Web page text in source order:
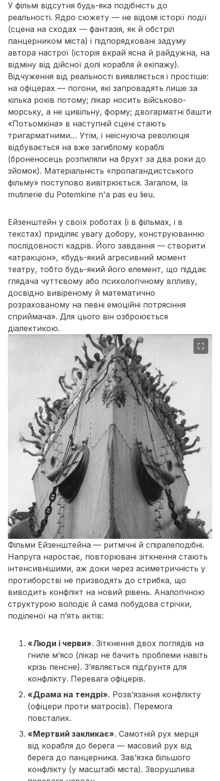
У фільмі відсутня будь-яка подібність до
реальності. Ядро сюжету — не відомі історії події
(сцена на сходах — фантазія, як й обстріл
панцерником міста) і підпорядковані задуму
автора настрої (історія вкрай ясна й райдужна, на
відміну від дійсної долі корабля й екіпажу).
Відчуження від реальності виявляється і простіше:
на офіцерах — погони, які запровадять лише за
кілька років потому; лікар носить військово-
морську, а не цивільну, форму; двогарматні башти
«Потьомкіна» в наступній сцені стають
тригарматними… Утім, і неіснуюча революція
відбувається на вже загиблому кораблі
(броненосець розпиляли на брухт за два роки до
зйомок). Матеріальність «пропагандистського
фільму» поступово вивітрюється. Загалом, la
mutinerie du Potemkine n'a pas eu lieu.
Ейзенштейн у своїх роботах (і в фільмах, і в
текстах) приділяє увагу добору, конструюванню
послідовності кадрів. Його завдання — створити
«атракціон», «будь-який агресивний момент
театру, тобто будь-який його елемент, що піддає
глядача чуттєвому або психологічному впливу,
досвідно вивіреному й математично
розрахованому на певні емоційні потрясіння
сприймача». Для цього він озброюється
діалектикою.
⛶
Фільми Ейзенштейна — ритмічні й спіралеподібні.
Напруга наростає, повторювані зіткнення стають
інтенсивнішими, аж доки через асиметричність у
протиборстві не призводять до стрибка, що
виводить конфлікт на новий рівень. Аналогічною
структурою володіє й сама побудова стрічки,
поділеної на п’ять актів:
«Люди і черви». Зіткнення двох поглядів на
гниле м’ясо (лікар не бачить проблеми навіть
крізь пенсне). З’являється підґрунтя для
конфлікту. Перевага офіцерів.
«Драма на тендрі». Розв’язання конфлікту
(офіцери проти матросів). Перемога
повсталих.
«Мертвий закликає». Самотній рух мерця
від корабля до берега — масовий рух від
берега до панцерника. Зав’язка більшого
конфлікту (у масштабі міста). Зворушлива